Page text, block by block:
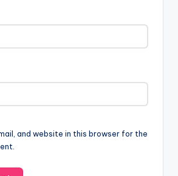
and website in this browser for the